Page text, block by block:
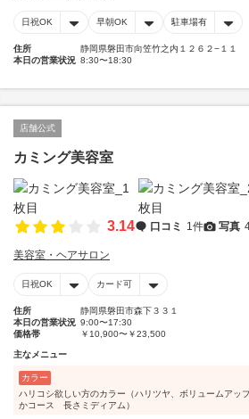
日祝OK 早朝OK 駐車場有
住所
静岡県磐田市向笠竹之内１２６２−１１
本日の営業状況 8:30〜18:30
店舗公式
カミング美容室
3.14 口コミ 1件 写真
美容室・ヘアサロン
日祝OK カード可
住所
静岡県磐田市森下３３１
本日の営業状況 9:00〜17:30
価格帯
￥10,900〜￥23,500
主なメニュー
カラー
ハリコシ欲しい方のカラー（ハリツヤ、ボリュームアッ
かコース 長さミディアム）